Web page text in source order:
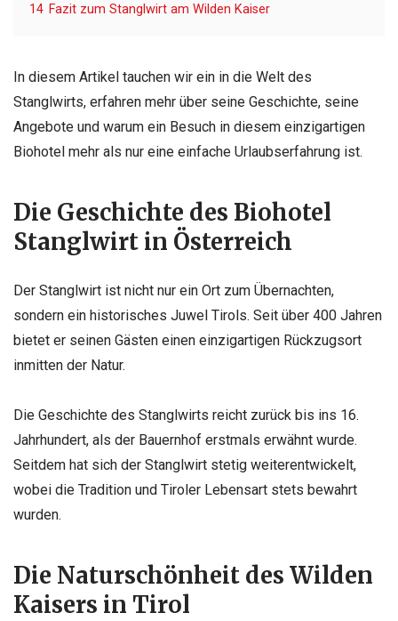
14 Fazit zum Stanglwirt am Wilden Kaiser
In diesem Artikel tauchen wir ein in die Welt des
Stanglwirts, erfahren mehr über seine Geschichte, seine
Angebote und warum ein Besuch in diesem einzigartigen
Biohotel mehr als nur eine einfache Urlaubserfahrung ist.
Die Geschichte des Biohotel
Stanglwirt in Österreich
Der Stanglwirt ist nicht nur ein Ort zum Übernachten,
sondern ein historisches Juwel Tirols. Seit über 400 Jahren
bietet er seinen Gästen einen einzigartigen Rückzugsort
inmitten der Natur.
Die Geschichte des Stanglwirts reicht zurück bis ins 16.
Jahrhundert, als der Bauernhof erstmals erwähnt wurde.
Seitdem hat sich der Stanglwirt stetig weiterentwickelt,
wobei die Tradition und Tiroler Lebensart stets bewahrt
wurden.
Die Naturschönheit des Wilden
Kaisers in Tirol